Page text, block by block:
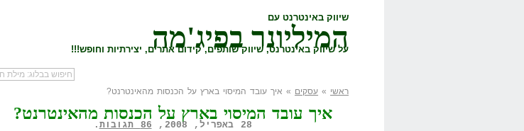
שיווק באינטרנט עם
המיליונר בפיג'מה
על שיווק באינטרנט, שיווק שותפים, קידום אתרים, יצירתיות וחופש!!!
הבלוג
ראשי » עסקים » איך עובד המיסוי בארץ על הכנסות מהאינטרנט?
איך עובד המיסוי בארץ על הכנסות מהאינטרנט?
28 באפריל, 2008, 86 תגובות .